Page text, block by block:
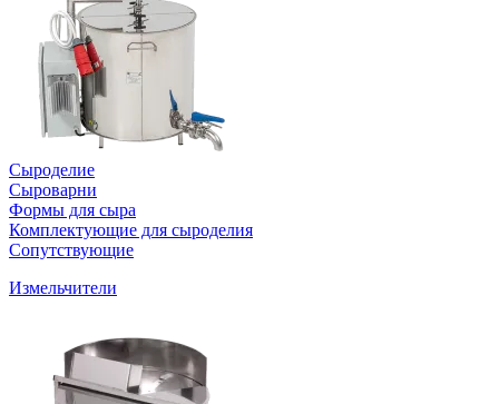
Сыроделие
Сыроварни
Формы для сыра
Комплектующие для сыроделия
Сопутствующие
Измельчители